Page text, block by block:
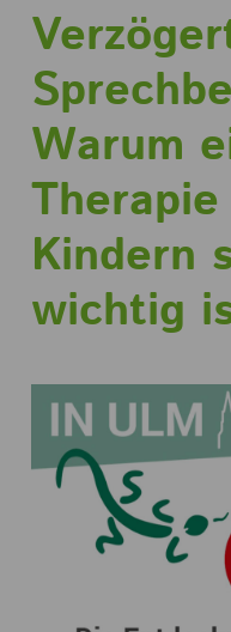
Warum
Kindern
wichtig